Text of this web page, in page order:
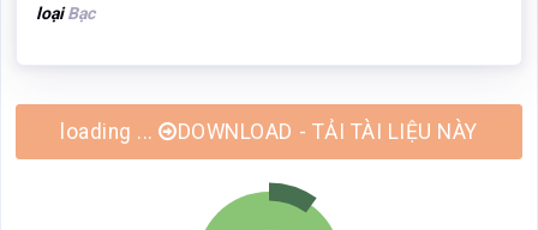
loạiBạc
DOWNLOAD - TẢI TÀI LIỆU NÀY